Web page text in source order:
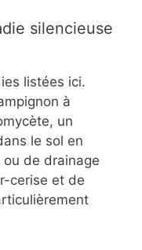
silencieuse
listées ici.
à
un
le sol en
ou de drainage
cerise et de